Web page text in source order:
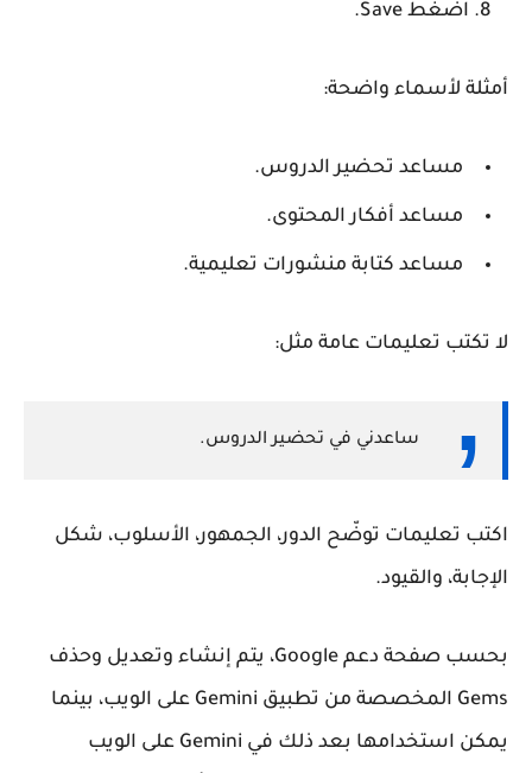
اضغط Save
.
أمثلة لأسماء واضحة:
مساعد تحضير الدروس.
مساعد أفكار المحتوى.
مساعد كتابة منشورات تعليمية.
لا تكتب تعليمات عامة مثل:
ساعدني في تحضير الدروس.
اكتب تعليمات توضّح الدور، الجمهور، الأسلوب، شكل
الإجابة، والقيود.
بحسب صفحة دعم Google، يتم إنشاء وتعديل وحذف
Gems المخصصة من تطبيق Gemini على الويب، بينما
يمكن استخدامها بعد ذلك في Gemini على الويب